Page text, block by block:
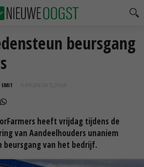
beursgang
SMIT 15 APR 2016 OM 15:27
heeft vrijdag tijdens de
van Aandeelhouders unaniem
beursgang van het bedrijf.